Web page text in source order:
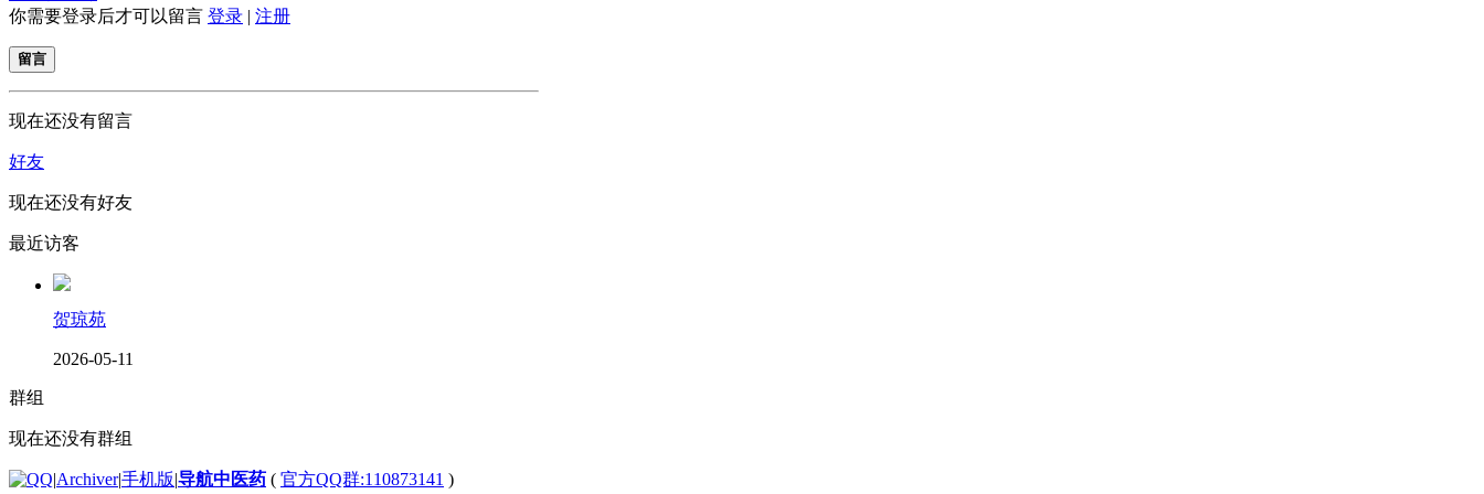
你需要登录后才可以留言 登录 | 注册
留言
现在还没有留言
好友
现在还没有好友
最近访客
贺琼苑
2026-05-11
群组
现在还没有群组
|Archiver|手机版|导航中医药 ( 官方QQ群:110873141 )